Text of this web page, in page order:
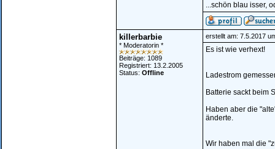
...schön blau isser,
killerbarbie
* Moderatorin *
Beiträge: 1089
Registriert: 13.2.2005
Status: Offline
erstellt am: 7.5.2017
Es ist wie verhext!
Ladestrom
Batterie sackt beim
Haben aber die
änderte.
Wir haben mal die